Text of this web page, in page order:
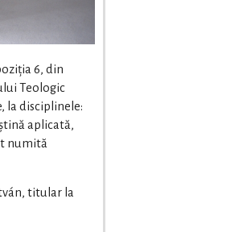
6, din
Teologic
la disciplinele:
aplicată,
numită
titular la